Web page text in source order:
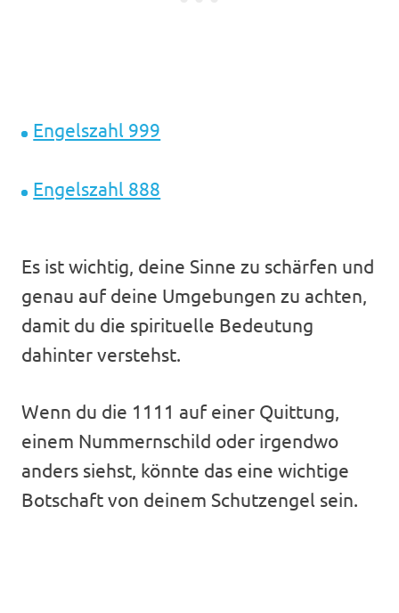
Engelszahl 999
Engelszahl 888
Es ist wichtig, deine Sinne zu schärfen und
genau auf deine Umgebungen zu achten,
damit du die spirituelle Bedeutung
dahinter verstehst.
Wenn du die 1111 auf einer Quittung,
einem Nummernschild oder irgendwo
anders siehst, könnte das eine wichtige
Botschaft von deinem Schutzengel sein.